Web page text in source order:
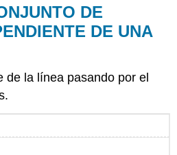
DE
DE UNA
de la línea pasando por el